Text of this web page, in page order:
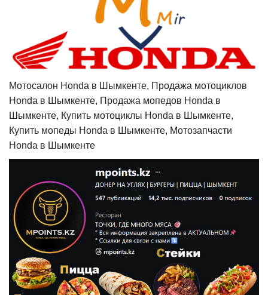
Мотосалон Honda в Шымкенте, Продажа мотоциклов
Honda в Шымкенте, Продажа мопедов Honda в
Шымкенте, Купить мотоциклы Honda в Шымкенте,
Купить мопеды Honda в Шымкенте, Мотозапчасти
Honda в Шымкенте